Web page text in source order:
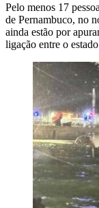
Pelo menos 17
de Pernambuco, no
ainda estão por
ligação entre o